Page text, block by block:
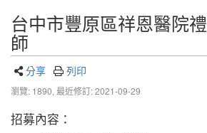
台中市豐原區祥恩醫院
師
分享 列印
瀏覽: 1890, 最近修訂: 2021-09-29
招募內容：